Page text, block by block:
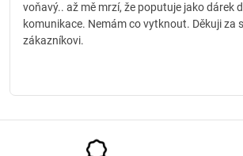
voňavý.. až mě mrzí, že poputuje jako dárek
komunikace. Nemám co vytknout. Děkuji za
zákazníkovi.